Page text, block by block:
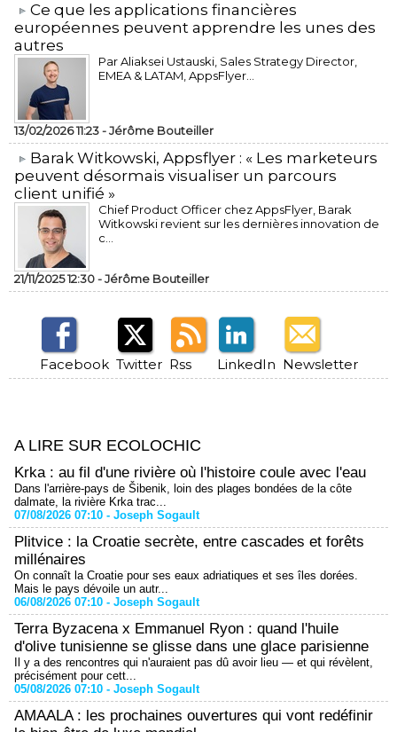
​Ce que les applications financières
européennes peuvent apprendre les unes des
autres
Par Aliaksei Ustauski, Sales Strategy Director,
EMEA & LATAM, AppsFlyer...
13/02/2026 11:23 -Jérôme Bouteiller
​Barak Witkowski, Appsflyer : « Les marketeurs
peuvent désormais visualiser un parcours
client unifié »
Chief Product Officer chez AppsFlyer, ​Barak
Witkowski revient sur les dernières innovation de
c...
21/11/2025 12:30 -Jérôme Bouteiller
Facebook Twitter Rss LinkedIn Newsletter
A LIRE SUR ECOLOCHIC
Krka : au fil d'une rivière où l'histoire coule avec l'eau
Dans l'arrière-pays de Šibenik, loin des plages bondées de la côte
dalmate, la rivière Krka trac...
07/08/2026 07:10 - Joseph Sogault
Plitvice : la Croatie secrète, entre cascades et forêts
millénaires
On connaît la Croatie pour ses eaux adriatiques et ses îles dorées.
Mais le pays dévoile un autr...
06/08/2026 07:10 - Joseph Sogault
Terra Byzacena x Emmanuel Ryon : quand l'huile
d'olive tunisienne se glisse dans une glace parisienne
Il y a des rencontres qui n'auraient pas dû avoir lieu — et qui révèlent,
précisément pour cett...
05/08/2026 07:10 - Joseph Sogault
AMAALA : les prochaines ouvertures qui vont redéfinir